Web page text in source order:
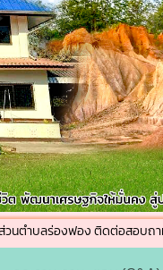
ง ติดต่อสอบถาม : โทรศัพท์ :